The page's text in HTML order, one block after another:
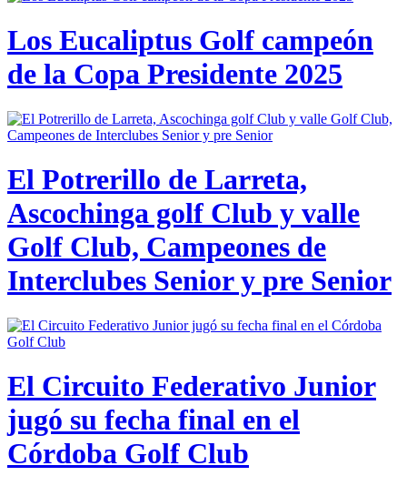
Los Eucaliptus Golf campeón
de la Copa Presidente 2025
El Potrerillo de Larreta,
Ascochinga golf Club y valle
Golf Club, Campeones de
Interclubes Senior y pre Senior
El Circuito Federativo Junior
jugó su fecha final en el
Córdoba Golf Club